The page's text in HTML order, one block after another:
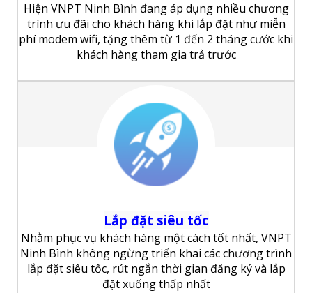
Hiện VNPT Ninh Bình đang áp dụng nhiều chương
trình ưu đãi cho khách hàng khi lắp đặt như miễn
phí modem wifi, tặng thêm từ 1 đến 2 tháng cước khi
khách hàng tham gia trả trước
Lắp đặt siêu tốc
Nhằm phục vụ khách hàng một cách tốt nhất, VNPT
Ninh Bình không ngừng triển khai các chương trình
lắp đặt siêu tốc, rút ngắn thời gian đăng ký và lắp
đặt xuống thấp nhất